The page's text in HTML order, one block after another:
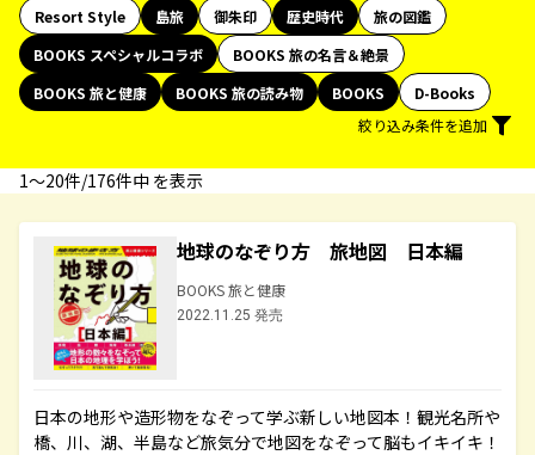
Resort Style
島旅 御朱印 歴史時代
旅の図鑑
BOOKS スペシャルコラボ
BOOKS 旅の名言＆絶景
BOOKS 旅と健康
BOOKS 旅の読み物 BOOKS
D-Books
絞り込み条件を追加
1〜20件/176件中 を表示
地球のなぞり方 旅地図 日本編
BOOKS 旅と健康
2022.11.25 発売
日本の地形や造形物をなぞって学ぶ新しい地図本！観光名所や
橋、川、湖、半島など旅気分で地図をなぞって脳もイキイキ！